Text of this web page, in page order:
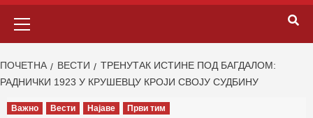
ПОЧЕТНА ВЕСТИ
ТРЕНУТАК ИСТИНЕ ПОД БАГДАЛОМ:
РАДНИЧКИ 1923 У КРУШЕВЦУ КРОЈИ СВОЈУ СУДБИНУ
Важно Вести Најаве Први тим